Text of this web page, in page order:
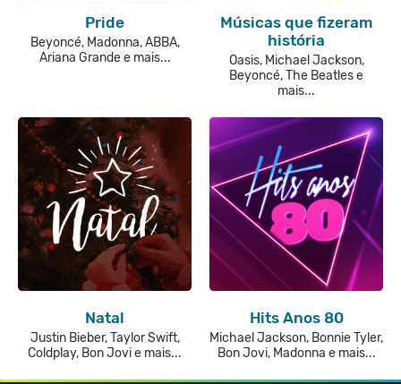
Pride
Beyoncé, Madonna, ABBA,
Ariana Grande e mais...
Músicas que fizeram
história
Oasis, Michael Jackson,
Beyoncé, The Beatles e
mais...
Natal
Justin Bieber, Taylor Swift,
Coldplay, Bon Jovi e mais...
Hits Anos 80
Michael Jackson, Bonnie Tyler,
Bon Jovi, Madonna e mais...